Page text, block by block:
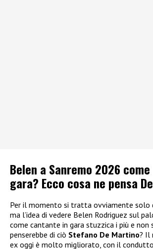
Belen a Sanremo 2026
gara? Ecco cosa ne pensa
Per il momento si tratta ovviamente solo
ma l’idea di vedere Belen Rodriguez sul
come cantante in gara stuzzica i più e non
penserebbe di ciò Stefano De Martino? Il
ex oggi è molto migliorato, con il